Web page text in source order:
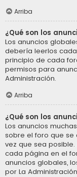
Arriba
¿Qué son los
Los anuncios
debería leerlos
principio de cada
permisos para
Administración.
Arriba
¿Qué son los
Los anuncios
sobre el foro que
vez que sea
cada página en el
anuncios globales,
por La